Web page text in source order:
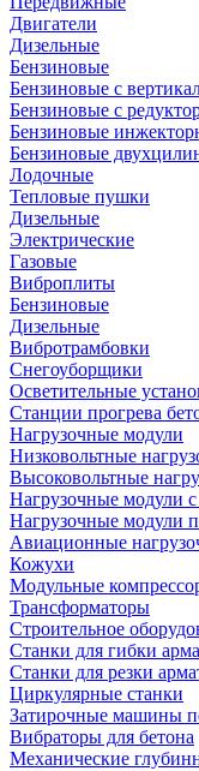
Двигатели
Дизельные
Бензиновые
Бензиновые с
Бензиновые с
Бензиновые
Бензиновые
Лодочные
Тепловые пушки
Дизельные
Электрические
Газовые
Виброплиты
Бензиновые
Дизельные
Вибротрамбовки
Снегоуборщики
Осветительные
Станции прогрева
Нагрузочные модули
Низковольтные
Высоковольтные
Нагрузочные модули
Нагрузочные модули
Авиационные
Кожухи
Модульные
Трансформаторы
Строительное
Станки для гибки
Станки для резки
Циркулярные станки
Затирочные машины
Вибраторы для бетона
Механические